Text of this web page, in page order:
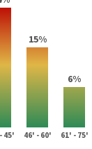
15%
6%
45' 46' - 60' 61' - 75'